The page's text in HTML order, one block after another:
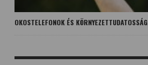
OKOSTELEFONOK ÉS KÖRNYEZETTUDATOSSÁG